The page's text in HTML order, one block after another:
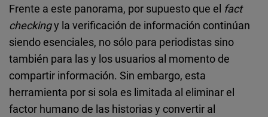
Frente a este panorama, por supuesto que el fact
checkingy la verificación de información continúan
siendo esenciales, no sólo para periodistas sino
también para las y los usuarios al momento de
compartir información. Sin embargo, esta
herramienta por si sola es limitada al eliminar el
factor humano de las historias y convertir al